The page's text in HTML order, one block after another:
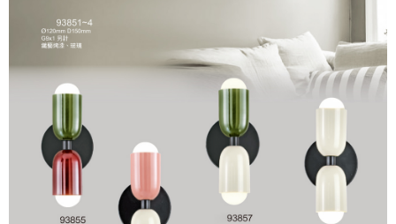
５．嚴禁一人註冊多個帳號或使用他人資訊註冊。若發現惡意使用之情形，
恩沛科技股份有限公司將有權停止該用戶之使用額度並採取法律行動。